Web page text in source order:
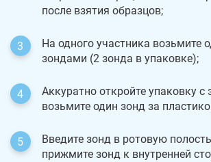
после взятия образцов;
На одного участника возьмите
зондами (2 зонда в упаковке);
Аккуратно откройте упаковку с
возьмите один зонд за
Введите зонд в ротовую
прижмите зонд к внутренней